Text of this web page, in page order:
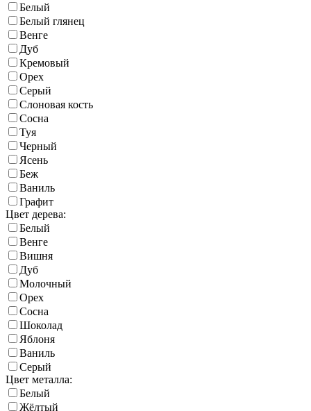
Белый
Белый глянец
Венге
Дуб
Кремовый
Орех
Серый
Слоновая кость
Сосна
Туя
Черный
Ясень
Беж
Ваниль
Графит
Цвет дерева:
Белый
Венге
Вишня
Дуб
Молочный
Орех
Сосна
Шоколад
Яблоня
Ваниль
Серый
Цвет металла:
Белый
Жёлтый